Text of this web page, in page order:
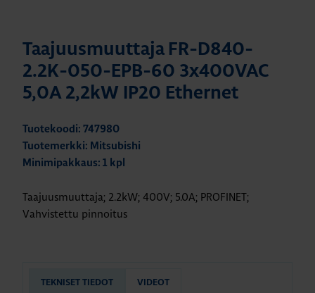
Taajuusmuuttaja FR-D840-
2.2K-050-EPB-60 3x400VAC
5,0A 2,2kW IP20 Ethernet
Tuotekoodi: 747980
Tuotemerkki: Mitsubishi
Minimipakkaus: 1 kpl
Taajuusmuuttaja; 2.2kW; 400V; 5.0A; PROFINET;
Vahvistettu pinnoitus
TEKNISET TIEDOT VIDEOT